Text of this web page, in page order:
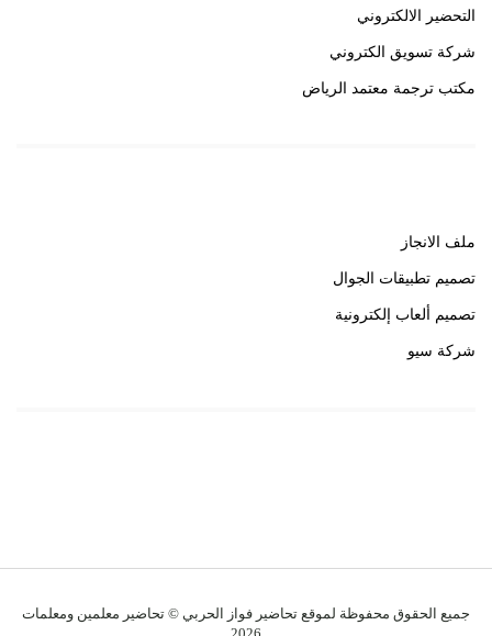
التحضير الالكتروني
شركة تسويق الكتروني
مكتب ترجمة معتمد الرياض
ملف الانجاز
تصميم تطبيقات الجوال
تصميم ألعاب إلكترونية
شركة سيو
جميع الحقوق محفوظة لموقع تحاضير فواز الحربي © تحاضير معلمين ومعلمات